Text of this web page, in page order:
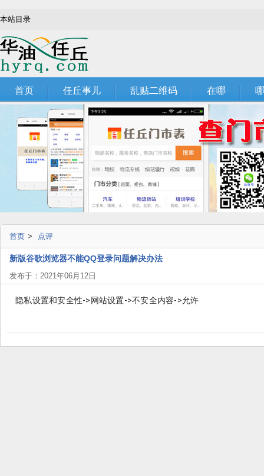
本站目录
首页 任丘事儿 乱贴二维码 在哪
首页 > 点评
新版谷歌浏览器不能QQ登录问题解决办法
发布于：2021年06月12日
隐私设置和安全性->网站设置->不安全内容->允许